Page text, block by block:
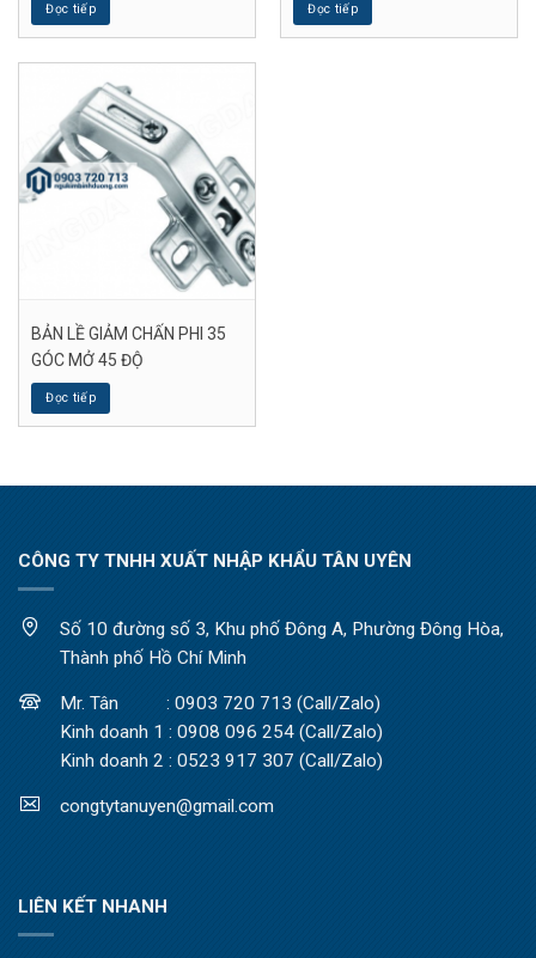
Đọc tiếp Đọc tiếp
BẢN LỀ GIẢM CHẤN PHI 35
GÓC MỞ 45 ĐỘ
Đọc tiếp
CÔNG TY TNHH XUẤT NHẬP KHẨU TÂN UYÊN
Số 10 đường số 3, Khu phố Đông A, Phường Đông Hòa,
Thành phố Hồ Chí Minh
Mr. Tân : 0903 720 713 (Call/Zalo)
Kinh doanh 1 : 0908 096 254 (Call/Zalo)
Kinh doanh 2 : 0523 917 307 (Call/Zalo)
congtytanuyen@gmail.com
LIÊN KẾT NHANH